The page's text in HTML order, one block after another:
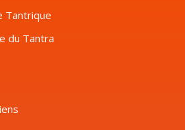
Tantrique
du Tantra